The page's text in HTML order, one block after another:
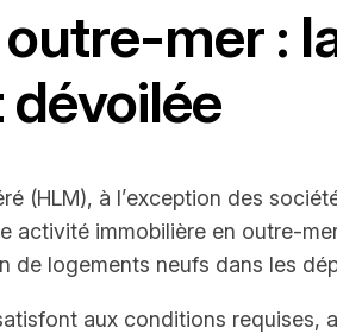
mer :
(HLM), à l’exception des
activité immobilière en outre-
de logements neufs dans les
aux conditions